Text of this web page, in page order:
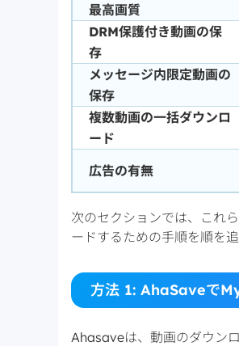
最高画質
DRM保護付き動画の保
存
メッセージ内限定動画の
保存
複数動画の一括ダウンロ
ード
広告の有無
次のセクションでは、これ
ードするための手順を順を追
方法 1: AhaSaveで
Ahasaveは、動画のダウン